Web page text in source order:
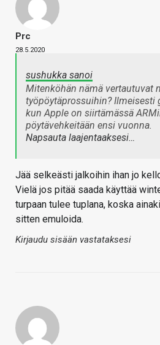
Prc
28.5.2020
sushukka sanoi
Mitenköhän nämä vertautuvat
työpöytäprossuihin? Ilmeisesti
kun Apple on siirtämässä
pöytävehkeitään ensi vuonna.
Napsauta laajentaaksesi…
Jää selkeästi jalkoihin ihan jo
Vielä jos pitää saada käyttää
turpaan tulee tuplana, koska
sitten emuloida.
Kirjaudu sisään vastataksesi